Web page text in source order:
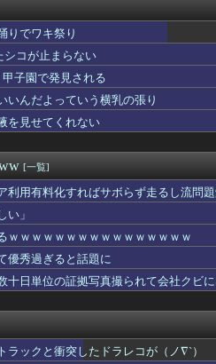
に池沼役をやらせる系へ変化
を落とす勢いだったが今期の...
負うのは当然」としつつも、...
思うゲーム挙げてけ
乃木坂46】
の覚悟」
した。もう24年は会ってな...
ど報告者も何だかなぁ…
歳になった頃からおかしくな...
ットざわつき
ら急降下でついに100...
復帰ｗｗｗｗｗ
式会社」に社名変更
ｗwｗｗｗｗ
ぎる
た理由ｗｗｗｗ
ｗｗｗｗwwww
メだろう
きに同僚から嫌味を言われた...
りでワキ祭り
シコが止まらない
甲子園で発見される
いんだよっていう横乳の張り
を見せてくれない
[一覧]
利用有料化すればサボらず走るし流問題
い」
ｗｗｗｗｗｗｗｗｗｗｗｗｗｗｗｗ
優秀過ぎると話題に
十日単位の証拠写真撮られて会社クビ
ラックと衝突したドラレコが（ノ∇`）